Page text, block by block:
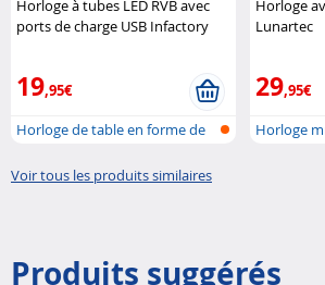
Horloge à tubes LED RVB avec
ports de charge USB Infactory
19,95€
Horloge de table en forme de
Horloge
Lunartec
29,95€
Horloge
Voir tous les produits similaires
Produits suggérés